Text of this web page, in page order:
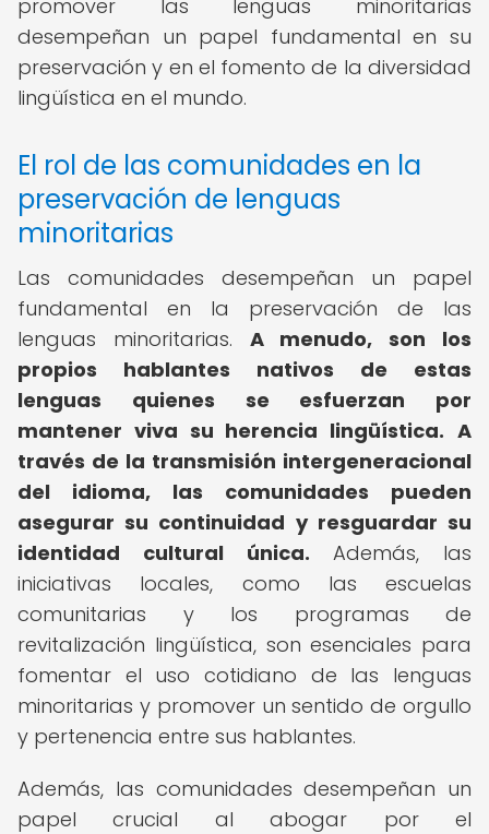
promover las lenguas minoritarias
desempeñan un papel fundamental en su
preservación y en el fomento de la diversidad
lingüística en el mundo.
El rol de las comunidades en la
preservación de lenguas
minoritarias
Las comunidades desempeñan un papel
fundamental en la preservación de las
lenguas minoritarias. A menudo, son los
propios hablantes nativos de estas
lenguas quienes se esfuerzan por
mantener viva su herencia lingüística. A
través de la transmisión intergeneracional
del idioma, las comunidades pueden
asegurar su continuidad y resguardar su
identidad cultural única. Además, las
iniciativas locales, como las escuelas
comunitarias y los programas de
revitalización lingüística, son esenciales para
fomentar el uso cotidiano de las lenguas
minoritarias y promover un sentido de orgullo
y pertenencia entre sus hablantes.
Además, las comunidades desempeñan un
papel crucial al abogar por el